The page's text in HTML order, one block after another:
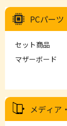
PCパーツ
セット商品
マザーボード
メディア